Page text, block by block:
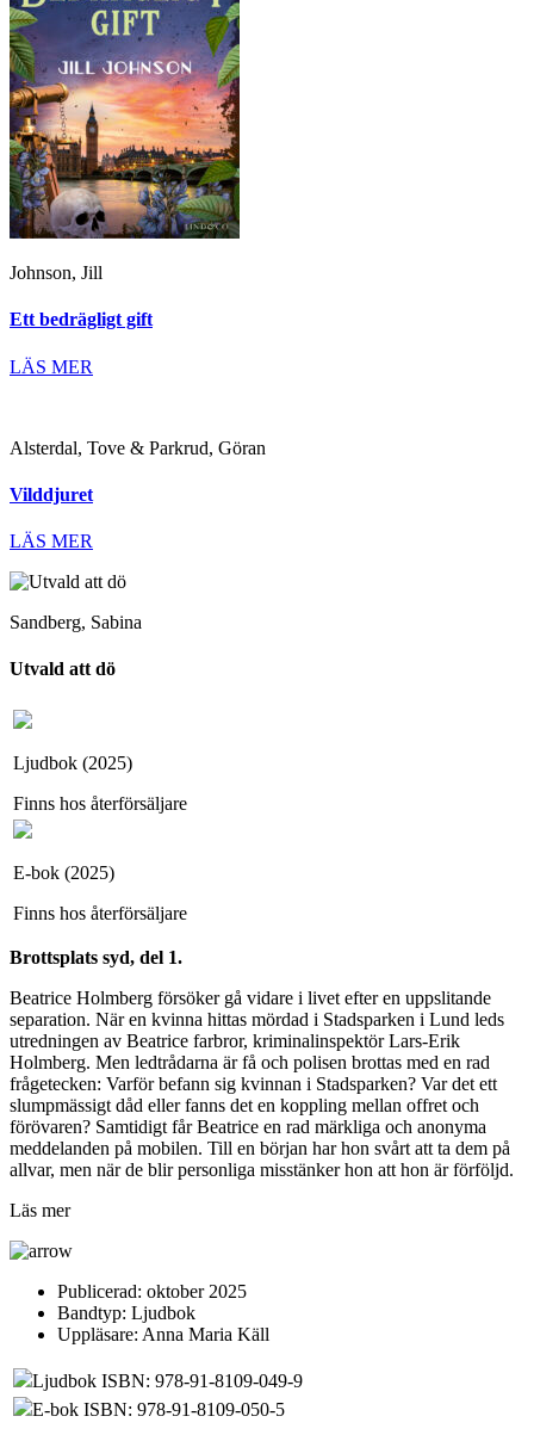
Johnson, Jill
Ett bedrägligt gift
LÄS MER
Alsterdal, Tove & Parkrud, Göran
Vilddjuret
LÄS MER
Sandberg, Sabina
Utvald att dö
Ljudbok (2025)
Finns hos återförsäljare
E-bok (2025)
Finns hos återförsäljare
Brottsplats syd, del 1.
Beatrice Holmberg försöker gå vidare i livet efter en uppslitande
separation. När en kvinna hittas mördad i Stadsparken i Lund leds
utredningen av Beatrice farbror, kriminalinspektör Lars-Erik
Holmberg. Men ledtrådarna är få och polisen brottas med en rad
frågetecken: Varför befann sig kvinnan i Stadsparken? Var det ett
slumpmässigt dåd eller fanns det en koppling mellan offret och
förövaren? Samtidigt får Beatrice en rad märkliga och anonyma
meddelanden på mobilen. Till en början har hon svårt att ta dem på
allvar, men när de blir personliga misstänker hon att hon är förföljd.
Läs mer
Publicerad: oktober 2025
Bandtyp: Ljudbok
Uppläsare: Anna Maria Käll
Ljudbok ISBN: 978-91-8109-049-9
E-bok ISBN: 978-91-8109-050-5